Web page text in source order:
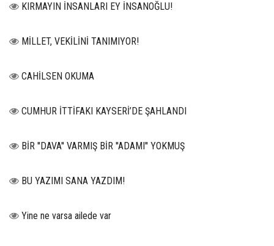
KIRMAYIN İNSANLARI EY İNSANOĞLU!
MİLLET, VEKİLİNİ TANIMIYOR!
CAHİLSEN OKUMA
CUMHUR İTTİFAKI KAYSERİ’DE ŞAHLANDI
BİR ''DAVA'' VARMIŞ BİR ''ADAMI'' YOKMUŞ
BU YAZIMI SANA YAZDIM!
Yine ne varsa ailede var